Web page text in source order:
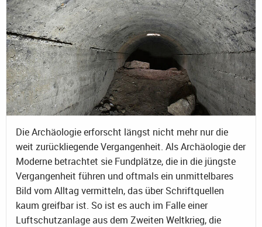
Die Archäologie erforscht längst nicht mehr nur die
weit zurückliegende Vergangenheit. Als Archäologie der
Moderne betrachtet sie Fundplätze, die in die jüngste
Vergangenheit führen und oftmals ein unmittelbares
Bild vom Alltag vermitteln, das über Schriftquellen
kaum greifbar ist. So ist es auch im Falle einer
Luftschutzanlage aus dem Zweiten Weltkrieg, die